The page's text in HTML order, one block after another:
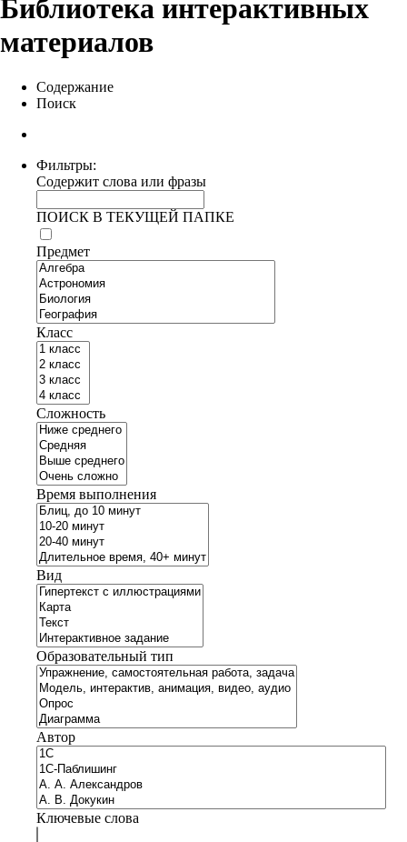
Библиотека интерактивных
материалов
Содержание
Поиск
Фильтры:
Содержит слова или фразы
ПОИСК В ТЕКУЩЕЙ ПАПКЕ
Предмет
Класс
Сложность
Время выполнения
Вид
Образовательный тип
Автор
Ключевые слова